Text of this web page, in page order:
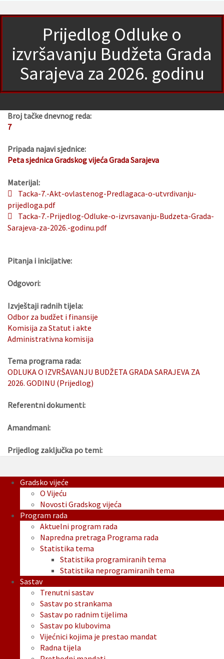
Prijedlog Odluke o
izvršavanju Budžeta Grada
Sarajeva za 2026. godinu
Broj tačke dnevnog reda:
7
Pripada najavi sjednice:
Peta sjednica Gradskog vijeća Grada Sarajeva
Materijal:
Tacka-7.-Akt-ovlastenog-Predlagaca-o-utvrdivanju-
prijedloga.pdf
Tacka-7.-Prijedlog-Odluke-o-izvrsavanju-Budzeta-Grada-
Sarajeva-za-2026.-godinu.pdf
Pitanja i inicijative:
Odgovori:
Izvještaji radnih tijela:
Odbor za budžet i finansije
Komisija za Statut i akte
Administrativna komisija
Tema programa rada:
ODLUKA O IZVRŠAVANJU BUDŽETA GRADA SARAJEVA ZA
2026. GODINU (Prijedlog)
Referentni dokumenti:
Amandmani:
Prijedlog zaključka po temi:
Gradsko vijeće
O Vijeću
Novosti Gradskog vijeća
Program rada
Aktuelni program rada
Napredna pretraga Programa rada
Statistika tema
Statistika programiranih tema
Statistika neprogramiranih tema
Sastav
Trenutni sastav
Sastav po strankama
Sastav po radnim tijelima
Sastav po klubovima
Vijećnici kojima je prestao mandat
Radna tijela